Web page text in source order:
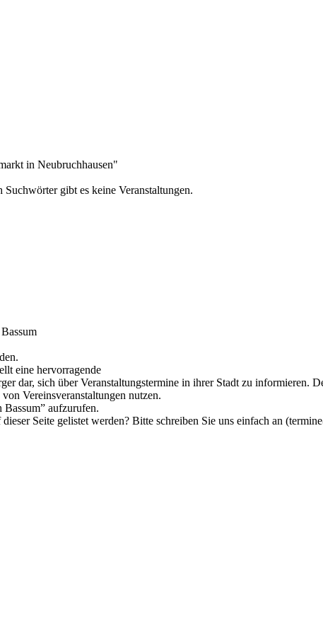
in Neubruchhausen"
gibt es keine Veranstaltungen.
eine hervorragende
dar, sich über Veranstaltungstermine in ihrer Stadt zu informieren.
Vereinsveranstaltungen nutzen.
Bassum” aufzurufen.
Seite gelistet werden? Bitte schreiben Sie uns einfach an